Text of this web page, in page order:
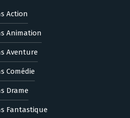
Action
Animation
Aventure
Comédie
Drame
Fantastique